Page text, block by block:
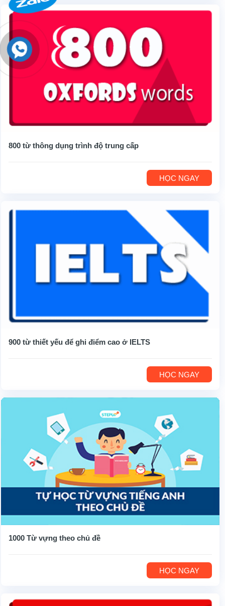
800 từ thông dụng trình độ trung cấp
HỌC NGAY
900 từ thiết yếu để ghi điểm cao ở IELTS
HỌC NGAY
1000 Từ vựng theo chủ đề
HỌC NGAY